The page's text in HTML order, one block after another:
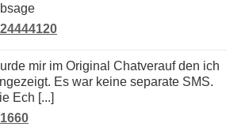
Es war keine separate SMS.
Ech [...]